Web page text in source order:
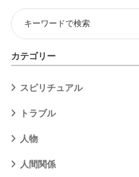
カテゴリー
スピリチュアル
トラブル
人物
人間関係